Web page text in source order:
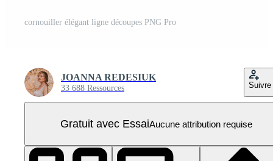
cornouiller élégant ligne découpes PNG Pro
JOANNA REDESIUK
33 688 Ressources Suivre
Gratuit avec EssaiAucune attribution requise